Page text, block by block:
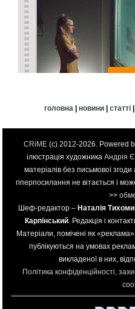
головна | новини| статті|
CRiME (c) 2012-2026. Powered
ілюстрація художника Андрія
матеріалів без письмової згоди
гіперпосилання не вітається і
>>
Шеф-редактор – Наталія
Карпінський . Редакція і
Матеріали, помічені як
публікуються на умовах
викладеної в них,
Політика конфіденційності,